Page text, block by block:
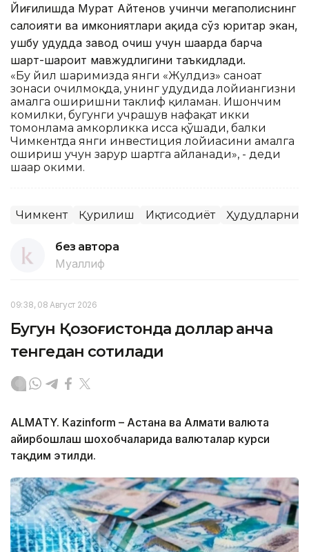
Йиғилишда Мурат Айтенов учинчи мегаполиснинг
салоҳияти ва имкониятлари ҳақида сўз юритар экан,
ушбу ҳудудда завод очиш учун шаҳарда барча
шарт-шароит мавжудлигини таъкидлади.
«Бу йил шаҳримизда янги «Жулдиз» саноат
зонаси очилмоқда, унинг ҳудудида лойиҳангизни
амалга оширишни таклиф қиламан. Ишончим
комилки, бугунги учрашув нафақат икки
томонлама ҳамкорликка ҳисса қўшади, балки
Чимкентда янги инвестиция лойиҳасини амалга
ошириш учун зарур шартга айланади», - деди
шаҳар ҳокими.
Чимкент Қурилиш Иқтисодиёт Ҳудудларни
без автора
Муаллиф
09:38, 08 Август 2026
Бугун Қозоғистонда доллар қанча
тенгедан сотилади
ALMATY. Кazinform – Астана ва Алмати валюта
айирбошлаш шохобчаларида валюталар курси
тақдим этилди.